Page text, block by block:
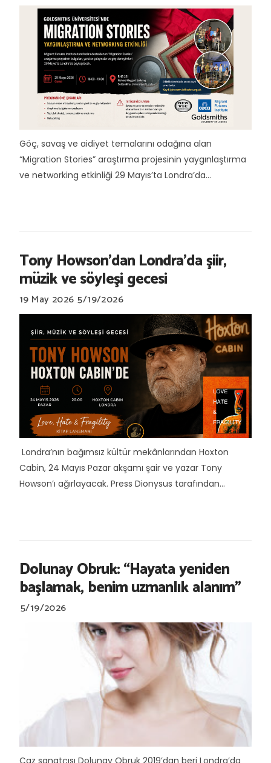
Göç, savaş ve aidiyet temalarını odağına alan
“Migration Stories” araştırma projesinin yaygınlaştırma
ve networking etkinliği 29 Mayıs’ta Londra’da...
Tony Howson’dan Londra’da şiir,
müzik ve söyleşi gecesi
19 May 2026 5/19/2026
Londra’nın bağımsız kültür mekânlarından Hoxton
Cabin, 24 Mayıs Pazar akşamı şair ve yazar Tony
Howson’ı ağırlayacak. Press Dionysus tarafından...
Dolunay Obruk: “Hayata yeniden
başlamak, benim uzmanlık alanım”
5/19/2026
Caz sanatçısı Dolunay Obruk 2019’dan beri Londra’da